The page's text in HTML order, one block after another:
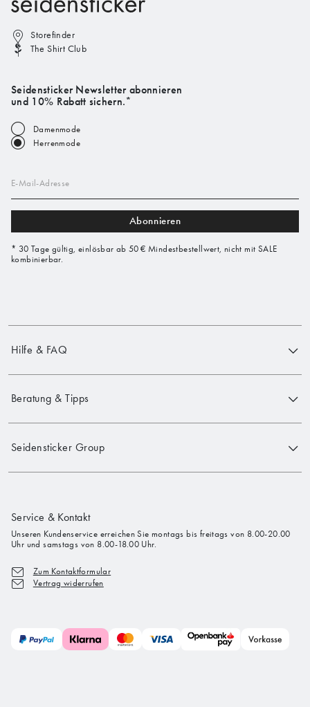
Storefinder
The Shirt Club
Seidensticker Newsletter abonnieren
und 10% Rabatt sichern.*
Damenmode
Herrenmode
E-Mail-Adresse
Abonnieren
* 30 Tage gültig, einlösbar ab 50 € Mindestbestellwert, nicht mit SALE
kombinierbar.
Hilfe & FAQ
Beratung & Tipps
Seidensticker Group
Service & Kontakt
Unseren Kundenservice erreichen Sie montags bis freitags von 8.00-20.00
Uhr und samstags von 8.00-18.00 Uhr.
Zum Kontaktformular
Vertrag widerrufen